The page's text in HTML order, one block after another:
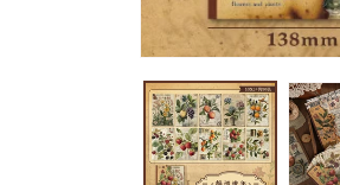
elemento
multimedia
en
una
ventana